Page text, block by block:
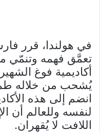
في هولندا، قرر
تعمَّق فهمه وتنمّي
أكاديمية فوغ
يُشحب من خلاله
انضم إلى هذه
لنفسه وللعالم أن
اللافت لا يُقهران.